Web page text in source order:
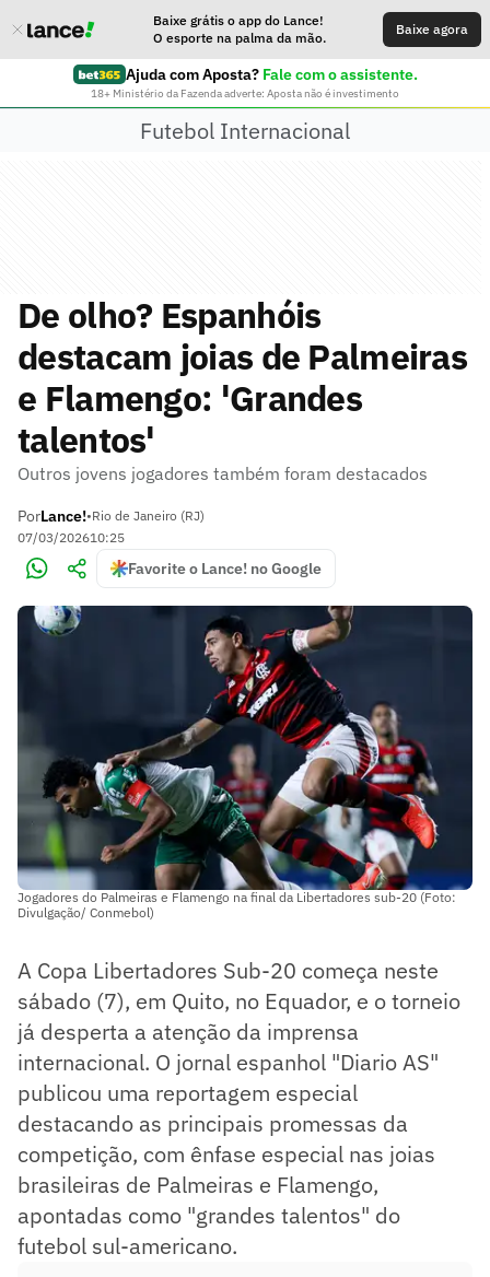
Baixe grátis o app do Lance!
O esporte na palma da mão.
Baixe agora
Ajuda com Aposta? Fale com o assistente.
18+ Ministério da Fazenda adverte: Aposta não é investimento
Futebol Internacional
De olho? Espanhóis
destacam joias de Palmeiras
e Flamengo: 'Grandes
talentos'
Outros jovens jogadores também foram destacados
PorLance!•Rio de Janeiro (RJ)
07/03/202610:25
Favorite o Lance! no Google
Jogadores do Palmeiras e Flamengo na final da Libertadores sub-20 (Foto:
Divulgação/ Conmebol)
A Copa Libertadores Sub-20 começa neste
sábado (7), em Quito, no Equador, e o torneio
já desperta a atenção da imprensa
internacional. O jornal espanhol "Diario AS"
publicou uma reportagem especial
destacando as principais promessas da
competição, com ênfase especial nas joias
brasileiras de Palmeiras e Flamengo,
apontadas como "grandes talentos" do
futebol sul-americano.